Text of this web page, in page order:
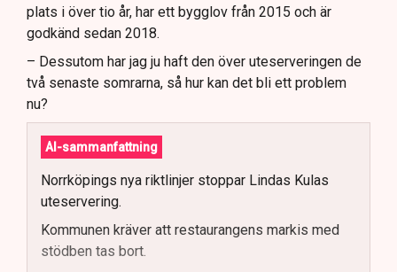
plats i över tio år, har ett bygglov från 2015 och är
godkänd sedan 2018.
– Dessutom har jag ju haft den över uteserveringen de
två senaste somrarna, så hur kan det bli ett problem
nu?
AI-sammanfattning
Norrköpings nya riktlinjer stoppar Lindas Kulas
uteservering.
Kommunen kräver att restaurangens markis med
stödben tas bort.